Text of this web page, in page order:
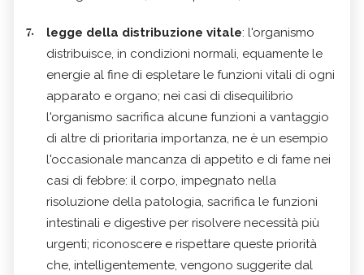
legge della distribuzione vitale: l'organismo
distribuisce, in condizioni normali, equamente le
energie al fine di espletare le funzioni vitali di ogni
apparato e organo; nei casi di disequilibrio
l'organismo sacrifica alcune funzioni a vantaggio
di altre di prioritaria importanza, ne è un esempio
l'occasionale mancanza di appetito e di fame nei
casi di febbre: il corpo, impegnato nella
risoluzione della patologia, sacrifica le funzioni
intestinali e digestive per risolvere necessità più
urgenti; riconoscere e rispettare queste priorità
che, intelligentemente, vengono suggerite dal